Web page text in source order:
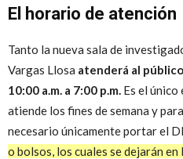
El horario de atención
Tanto la nueva sala de
Vargas Llosa atenderá al
10:00 a.m. a 7:00 p.m. Es el único
atiende los fines de semana y
necesario únicamente portar el
o bolsos, los cuales se dejarán en